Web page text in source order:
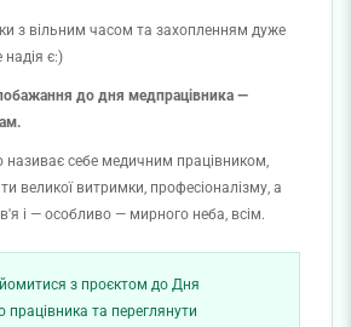
з вільним часом та захопленням дуже
є:)
до дня медпрацівника —
називає себе медичним працівником,
великої витримки, професіоналізму, а
і — особливо — мирного неба, всім.
з проєктом до Дня
працівника та переглянути